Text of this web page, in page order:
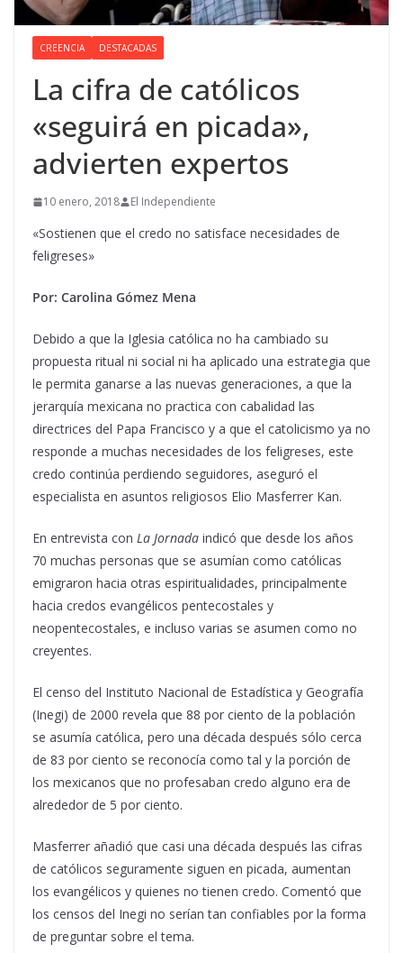
CREENCIA DESTACADAS
La cifra de católicos
«seguirá en picada»,
advierten expertos
10 enero, 2018 El Independiente
«Sostienen que el credo no satisface necesidades de
feligreses»
Por: Carolina Gómez Mena
Debido a que la Iglesia católica no ha cambiado su
propuesta ritual ni social ni ha aplicado una estrategia que
le permita ganarse a las nuevas generaciones, a que la
jerarquía mexicana no practica con cabalidad las
directrices del Papa Francisco y a que el catolicismo ya no
responde a muchas necesidades de los feligreses, este
credo continúa perdiendo seguidores, aseguró el
especialista en asuntos religiosos Elio Masferrer Kan.
En entrevista con La Jornada indicó que desde los años
70 muchas personas que se asumían como católicas
emigraron hacia otras espiritualidades, principalmente
hacia credos evangélicos pentecostales y
neopentecostales, e incluso varias se asumen como no
creyentes.
El censo del Instituto Nacional de Estadística y Geografía
(Inegi) de 2000 revela que 88 por ciento de la población
se asumía católica, pero una década después sólo cerca
de 83 por ciento se reconocía como tal y la porción de
los mexicanos que no profesaban credo alguno era de
alrededor de 5 por ciento.
Masferrer añadió que casi una década después las cifras
de católicos seguramente siguen en picada, aumentan
los evangélicos y quienes no tienen credo. Comentó que
los censos del Inegi no serían tan confiables por la forma
de preguntar sobre el tema.